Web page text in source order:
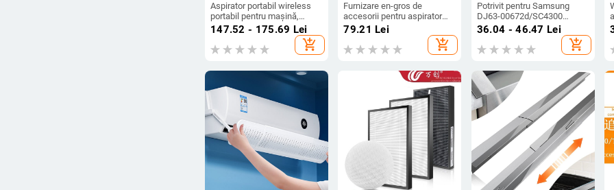
Aspirator portabil wireless
portabil pentru mașină,
aspirator mare reîncărcabil
aspirator transfrontalier
147.52 - 175.69 Lei
add_shopping_cart
Furnizare en-gros de
accesorii pentru aspirator
Perie de podea Aspirator
Perie de podea de 32 mm
Cap de aspirare Cap de perie
79.21 Lei
add_shopping_cart
Potrivit pentru Samsung
DJ63-00672d/SC4300
aspirator filtru element
36.04 - 46.47 Lei
add_shopping_cart